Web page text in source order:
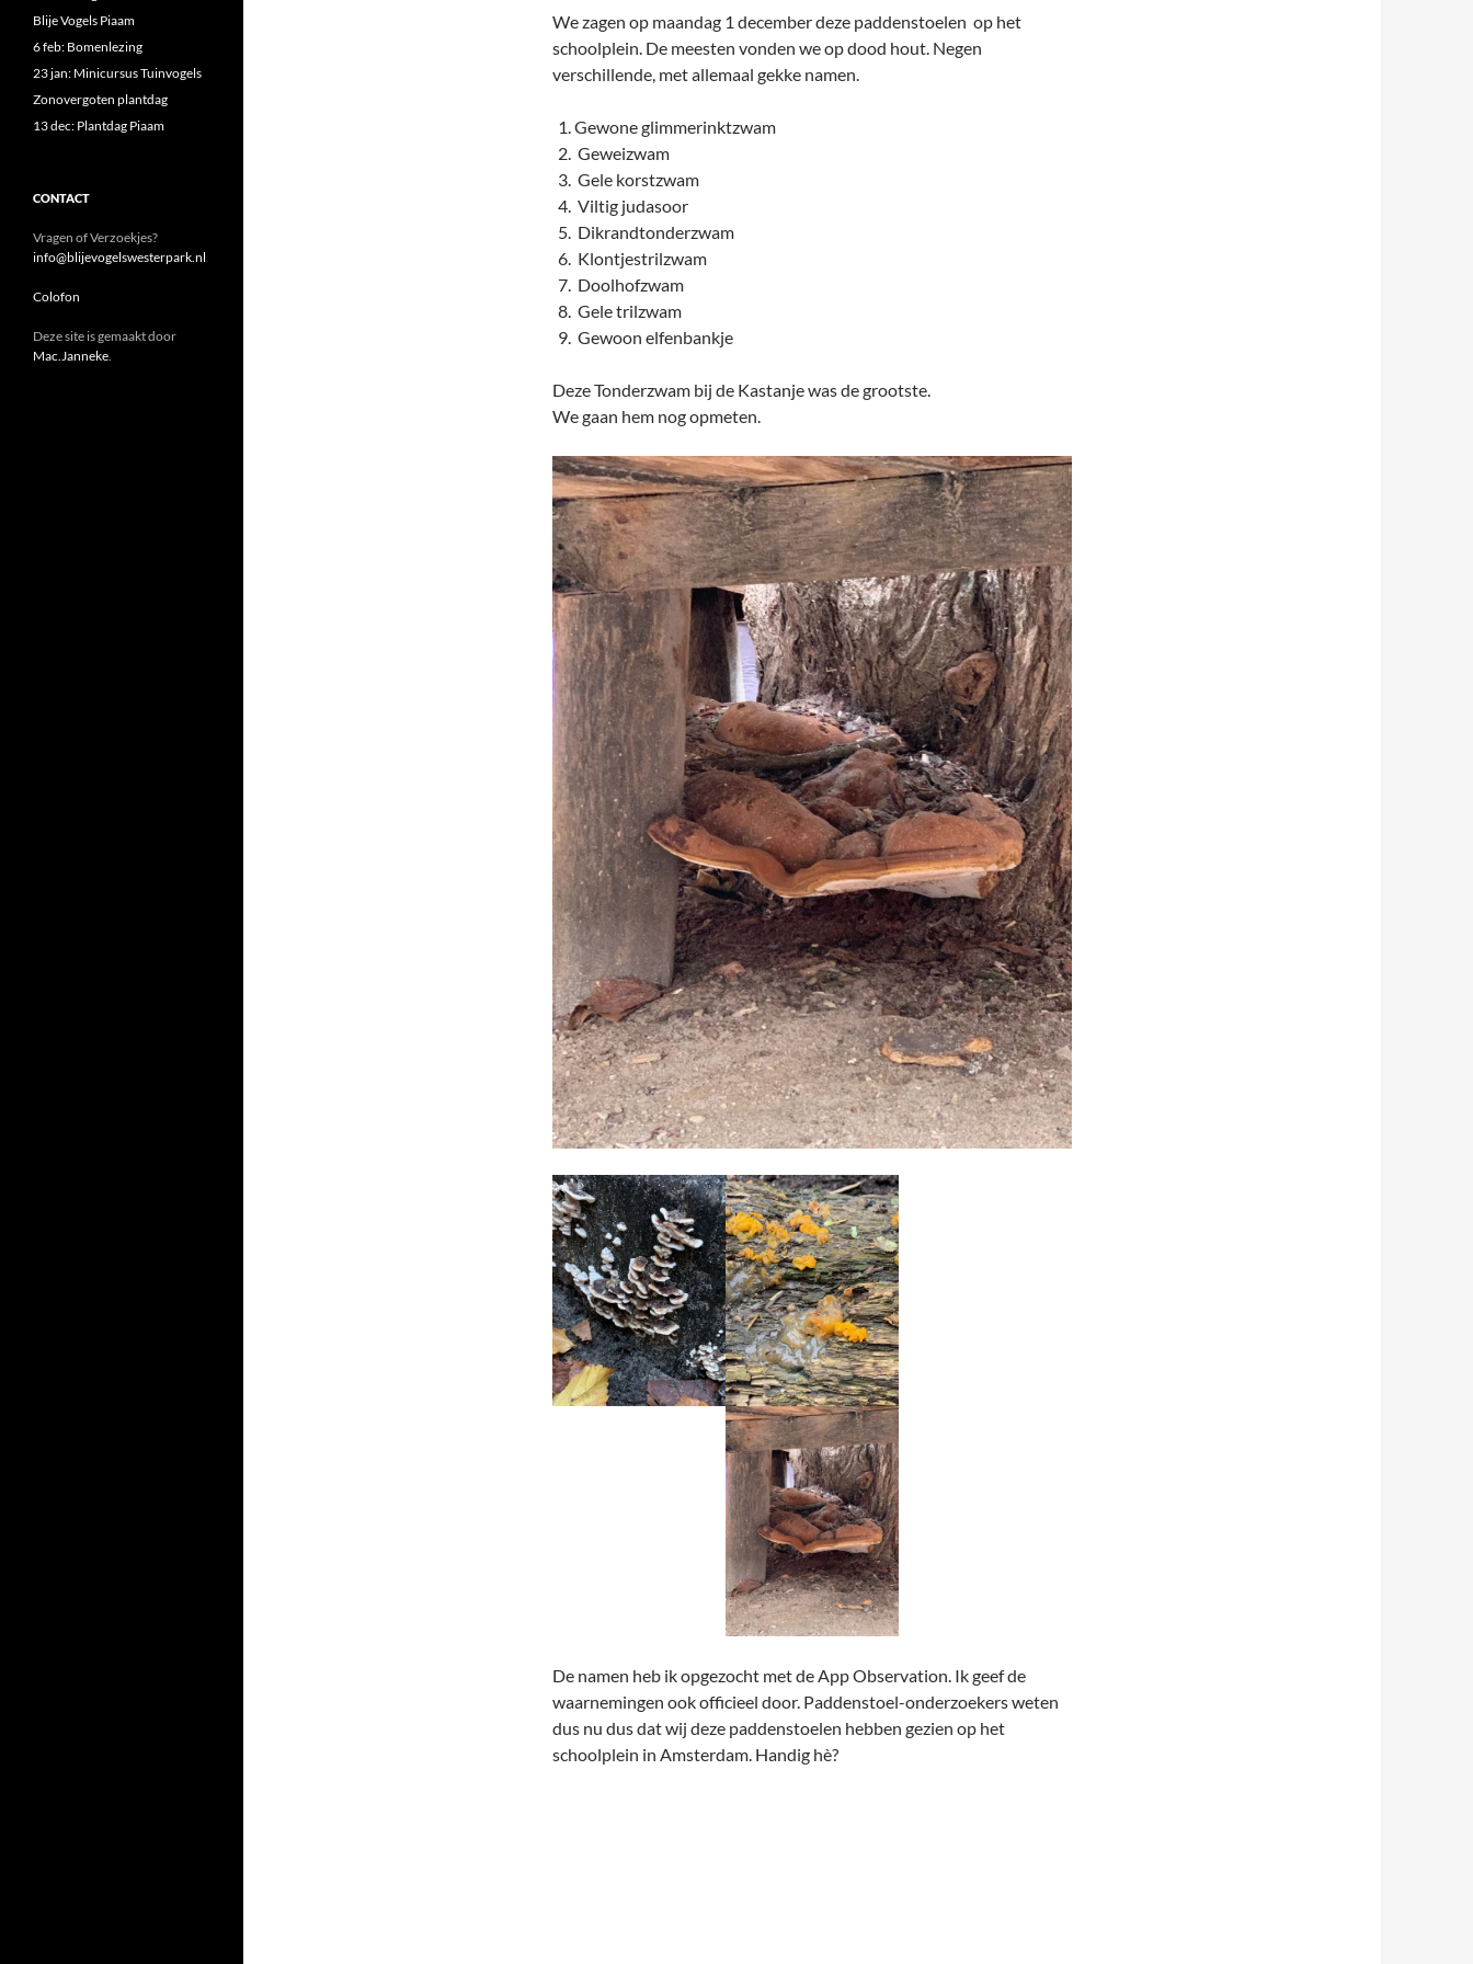
We zagen op maandag 1 december deze paddenstoelen op het
schoolplein. De meesten vonden we op dood hout. Negen
verschillende, met allemaal gekke namen.
Gewone glimmerinktzwam
Geweizwam
Gele korstzwam
Viltig judasoor
Dikrandtonderzwam
Klontjestrilzwam
Doolhofzwam
Gele trilzwam
Gewoon elfenbankje
Deze Tonderzwam bij de Kastanje was de grootste.
We gaan hem nog opmeten.
De namen heb ik opgezocht met de App Observation. Ik geef de
waarnemingen ook officieel door. Paddenstoel-onderzoekers weten
dus nu dus dat wij deze paddenstoelen hebben gezien op het
schoolplein in Amsterdam. Handig hè?
Blije Vogels Piaam
6 feb: Bomenlezing
23 jan: Minicursus Tuinvogels
Zonovergoten plantdag
13 dec: Plantdag Piaam
CONTACT
Vragen of Verzoekjes?
info@blijevogelswesterpark.nl
Colofon
Deze site is gemaakt door
Mac.Janneke.